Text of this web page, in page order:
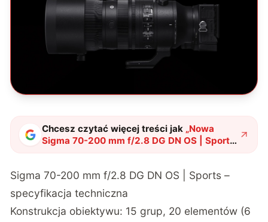
Chcesz czytać więcej treści jak „Nowa
Sigma 70-200 mm f/2.8 DG DN OS | Sports
– Sony może poczuć na plecach oddech
Sigma 70-200 mm f/2.8 DG DN OS | Sports –
specyfikacja techniczna
Konstrukcja obiektywu: 15 grup, 20 elementów (6